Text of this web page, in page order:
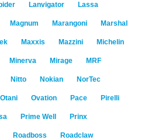
Lanvigator Lassa
Magnum Marangoni Marshal
Maxxis Mazzini Michelin
Minerva Mirage MRF
Nitto Nokian NorTec
Otani Ovation Pace Pirelli
Prime Well Prinx
Roadboss Roadclaw